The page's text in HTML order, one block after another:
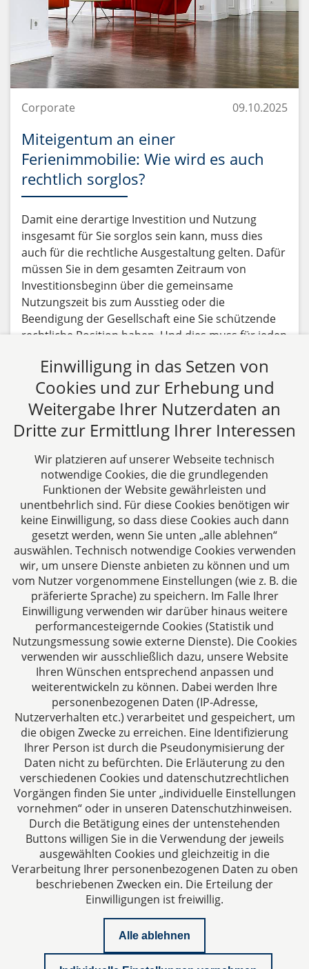
Corporate 09.10.2025
Miteigentum an einer
Ferienimmobilie: Wie wird es auch
rechtlich sorglos?
Damit eine derartige Investition und Nutzung
insgesamt für Sie sorglos sein kann, muss dies
auch für die rechtliche Ausgestaltung gelten. Dafür
müssen Sie in dem gesamten Zeitraum von
Investitionsbeginn über die gemeinsame
Nutzungszeit bis zum Ausstieg oder die
Beendigung der Gesellschaft eine Sie schützende
rechtliche Position haben. Und dies muss für jeden
gelten.
Beitrag lesen
Alle Fachbeiträge anzeigen
CTC LEGAL
Aachen
Jülicher Straße 215
52070 Aachen
Deutschland
Tel: +49 241 94621-0
Fax: +49 241 94621-111
E-Mail:kanzlei@dhk-law.com
Über uns
Ihre Ansprechpartner für Fragen rund um
Gesellschaftsrecht, Steuergestaltung und
Vertragsrecht.
Impressum
Datenschutzerklärung
Einwilligung in das Setzen von
Cookies und zur Erhebung und
Weitergabe Ihrer Nutzerdaten an
Dritte zur Ermittlung Ihrer Interessen
Wir platzieren auf unserer Webseite technisch
notwendige Cookies, die die grundlegenden
Funktionen der Website gewährleisten und
unentbehrlich sind. Für diese Cookies benötigen wir
keine Einwilligung, so dass diese Cookies auch dann
gesetzt werden, wenn Sie unten „alle ablehnen“
auswählen. Technisch notwendige Cookies verwenden
wir, um unsere Dienste anbieten zu können und um
vom Nutzer vorgenommene Einstellungen (wie z. B. die
präferierte Sprache) zu speichern. Im Falle Ihrer
Einwilligung verwenden wir darüber hinaus weitere
performancesteigernde Cookies (Statistik und
Nutzungsmessung sowie externe Dienste). Die Cookies
verwenden wir ausschließlich dazu, unsere Website
Ihren Wünschen entsprechend anpassen und
weiterentwickeln zu können. Dabei werden Ihre
personenbezogenen Daten (IP-Adresse,
Nutzerverhalten etc.) verarbeitet und gespeichert, um
die obigen Zwecke zu erreichen. Eine Identifizierung
Ihrer Person ist durch die Pseudonymisierung der
Daten nicht zu befürchten. Die Erläuterung zu den
verschiedenen Cookies und datenschutzrechtlichen
Vorgängen finden Sie unter „individuelle Einstellungen
vornehmen“ oder in unseren Datenschutzhinweisen.
Durch die Betätigung eines der untenstehenden
Buttons willigen Sie in die Verwendung der jeweils
ausgewählten Cookies und gleichzeitig in die
Verarbeitung Ihrer personenbezogenen Daten zu oben
beschriebenen Zwecken ein. Die Erteilung der
Einwilligungen ist freiwillig.
Alle ablehnen